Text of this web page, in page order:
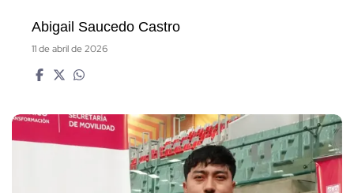
Abigail Saucedo Castro
11 de abril de 2026